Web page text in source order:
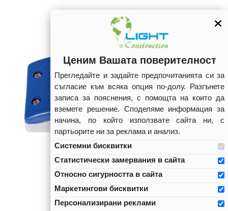
Ценим Вашата поверителност
Прегледайте и задайте предпочитанията си за
съгласие към всяка опция по-долу. Разгънете
записа за пояснения, с помощта на които да
вземете решение. Споделяме информация за
начина, по който използвате сайта ни, с
партьорите ни за реклама и анализ.
Системни бисквитки
Статистически замервания в сайта
Относно сигурността в сайта
Маркетингови бисквитки
Персонализирани реклами